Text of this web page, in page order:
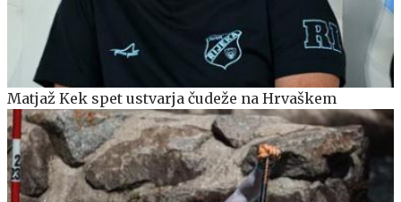
Matjaž Kek spet ustvarja čudeže na Hrvaškem